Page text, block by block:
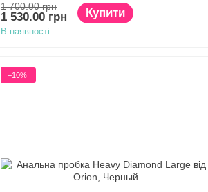
1 700.00 грн
1 530.00 грн Купити
В наявності
−10%